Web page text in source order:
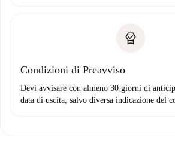
Condizioni di Preavviso
Devi avvisare con almeno 30 giorni di
data di uscita, salvo diversa indicazione del